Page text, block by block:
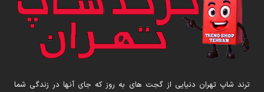
ترند شاپ تهران دنیایی از گجت های به روز که جای آنها در زندگی شما